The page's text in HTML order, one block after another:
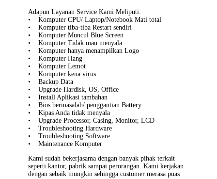
Adapun Layanan Service Kami Meliputi:
• Komputer CPU/ Laptop/Notebook Mati total
• Komputer tiba-tiba Restart sendiri
• Komputer Muncul Blue Screen
• Komputer Tidak mau menyala
• Komputer hanya menampilkan Logo
• Komputer Hang
• Komputer Lemot
• Komputer kena virus
• Backup Data
• Upgrade Hardisk, OS, Office
• Install Aplikasi tambahan
• Bios bermasalah/ penggantian Battery
• Kipas Anda tidak menyala
• Upgrade Processor, Casing, Monitor, LCD
• Troubleshooting Hardware
• Troubleshooting Software
• Maintenance Komputer
Kami sudah bekerjasama dengan banyak pihak terkait
seperti kantor, pabrik sampai perorangan. Kami kerjakan
dengan sebaik mungkin sehingga customer merasa puas